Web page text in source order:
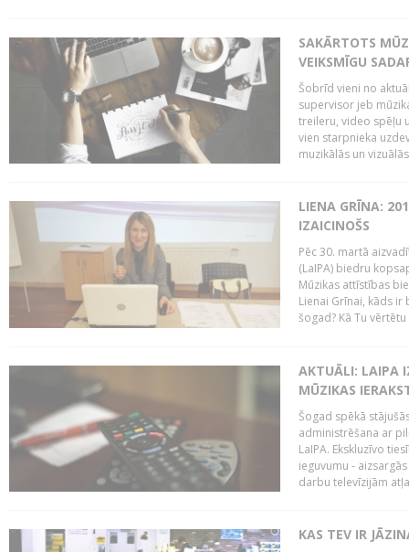
SAKĀRTOTS
VEIKSMĪGU
Šobrīd vieni no
supervisor jeb
treileru, video spēļu
vien starpnieka
muzikālās un
LIENA GRĪNA:
IZAICINOŠS
Pēc 30. martā
(LaIPA) biedru
Mūzikas attīstības
Lienai Grīnai, kāds ir
šogad? Kā Tu
AKTUĀLI: LAIPA
MŪZIKAS
Šogad spēkā
administrēšana ar
LaIPA. Ekskluzīvo
ieguvumu -
darbu televīzijām
KAS TEV IR